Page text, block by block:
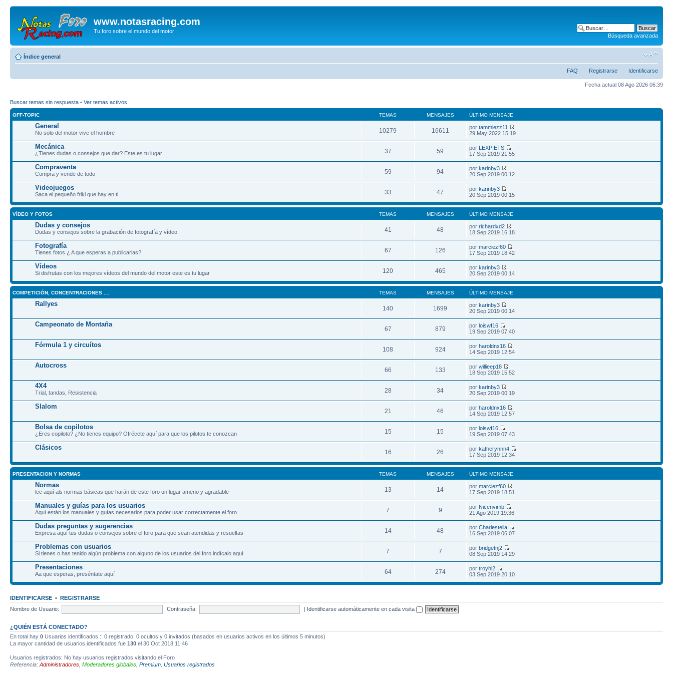
www.notasracing.com
Tu foro sobre el mundo del motor
Búsqueda avanzada
Índice general
FAQ Registrarse Identificarse
Fecha actual 08 Ago 2026 06:39
Buscar temas sin respuesta • Ver temas activos
OFF-TOPIC TEMAS MENSAJES ÚLTIMO MENSAJE
General
No solo del motor vive el hombre 10279 16611 portammiezz11
29 May 2022 15:19
Mecánica
¿Tienes dudas o consejos que dar? Este es tu lugar 37 59 por LEXPIETS
17 Sep 2019 21:55
Compraventa
Compra y vende de todo 59 94 porkarinby3
20 Sep 2019 00:12
Videojuegos
Saca el pequeño friki que hay en ti 33 47 porkarinby3
20 Sep 2019 00:15
VÍDEO Y FOTOS TEMAS MENSAJES ÚLTIMO MENSAJE
Dudas y consejos
Dudas y consejos sobre la grabación de fotografía y vídeo 41 48 porrichardxd2
18 Sep 2019 16:18
Fotografía
Tienes fotos ¿ A que esperas a publicarlas? 67 126 pormarciezf60
17 Sep 2019 18:42
Vídeos
Si disfrutas con los mejores vídeos del mundo del motor este es tu lugar 120 465 porkarinby3
20 Sep 2019 00:14
COMPETICIÓN, CONCENTRACIONES .... TEMAS MENSAJES ÚLTIMO MENSAJE
Rallyes
140 1699 porkarinby3
20 Sep 2019 00:14
Campeonato de Montaña
67 879 porloiswf16
19 Sep 2019 07:40
Fórmula 1 y circuítos
108 924 porharoldnx16
14 Sep 2019 12:54
Autocross
66 133 porwillieep18
18 Sep 2019 15:52
4X4
Trial, tandas, Resistencia 28 34 porkarinby3
20 Sep 2019 00:19
Slalom
21 46 porharoldnx16
14 Sep 2019 12:57
Bolsa de copilotos
¿Eres copiloto? ¿No tienes equipo? Ofrécete aquí para que los pilotos te conozcan 15 15 porloiswf16
19 Sep 2019 07:43
Clásicos
16 26 porkatherynnn4
17 Sep 2019 12:34
PRESENTACION Y NORMAS TEMAS MENSAJES ÚLTIMO MENSAJE
Normas
lee aquí als normas básicas que harán de este foro un lugar ameno y agradable 13 14 pormarciezf60
17 Sep 2019 18:51
Manuales y guías para los usuarios
Aquí están los manuales y guías necesarios para poder usar correctamente el foro 7 9 por Nicenvimb
21 Ago 2019 19:36
Dudas preguntas y sugerencias
Expresa aquí tus dudas o consejos sobre el foro para que sean atendidas y resueltas 14 48 porCharlestella
16 Sep 2019 06:07
Problemas con usuarios
Si tienes o has tenido algún problema con alguno de los usuarios del foro indícalo aquí 7 7 porbridgetnj2
08 Sep 2019 14:29
Presentaciones
Aa que esperas, preséntate aquí 64 274 portroyhl2
03 Sep 2019 20:10
IDENTIFICARSE • REGISTRARSE
Nombre de Usuario:
Contraseña: | Identificarse automáticamente en cada visita
¿QUIÉN ESTÁ CONECTADO?
En total hay 0 Usuarios identificados :: 0 registrado, 0 ocultos y 0 invitados (basados en usuarios activos en los últimos 5 minutos)
La mayor cantidad de usuarios identificados fue 130 el 30 Oct 2018 11:46
Usuarios registrados: No hay usuarios registrados visitando el Foro
Referencia: Administradores Moderadores globales Premium Usuarios registrados